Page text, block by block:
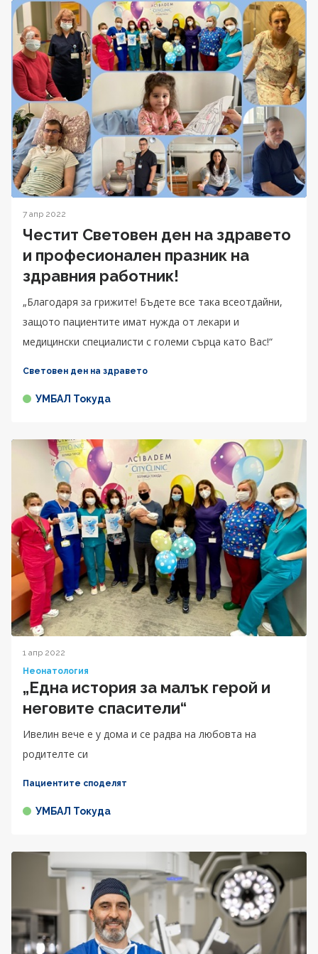
7 апр 2022
Честит Световен ден на здравето
и професионален празник на
здравния работник!
„Благодаря за грижите! Бъдете все така всеотдайни,
защото пациентите имат нужда от лекари и
медицински специалисти с големи сърца като Вас!“
Световен ден на здравето
УМБАЛ Токуда
1 апр 2022
Неонатология
„Една история за малък герой и
неговите спасители“
Ивелин вече е у дома и се радва на любовта на
родителте си
Пациентите споделят
УМБАЛ Токуда